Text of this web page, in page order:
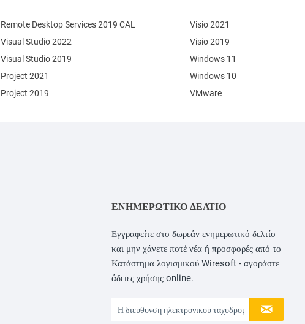
Remote Desktop Services 2019 CAL
Visual Studio 2022
Visual Studio 2019
Project 2021
Project 2019
Visio 2021
Visio 2019
Windows 11
Windows 10
VMware
ΕΝΗΜΕΡΩΤΙΚΌ ΔΕΛΤΊΟ
Εγγραφείτε στο δωρεάν ενημερωτικό δελτίο
και μην χάνετε ποτέ νέα ή προσφορές από το
Κατάστημα λογισμικού Wiresoft - αγοράστε
άδειες χρήσης online.